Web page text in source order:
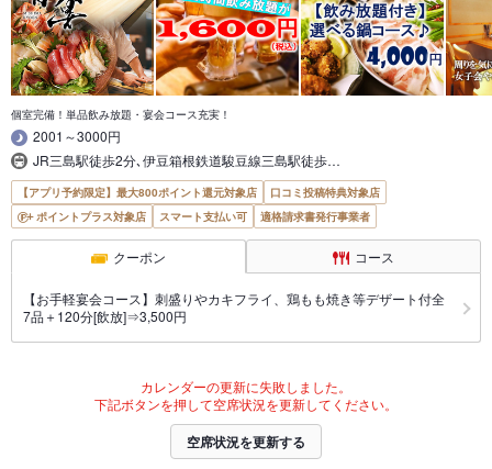
個室完備！単品飲み放題・宴会コース充実！
2001～3000円
JR三島駅徒歩2分､伊豆箱根鉄道駿豆線三島駅徒歩…
【アプリ予約限定】最大800ポイント還元対象店
口コミ投稿特典対象店
ポイントプラス対象店
スマート支払い可 適格請求書発行事業者
クーポン コース
【お手軽宴会コース】刺盛りやカキフライ、鶏もも焼き等デザート付全
7品＋120分[飲放]⇒3,500円
カレンダーの更新に失敗しました。
下記ボタンを押して空席状況を更新してください。
空席状況を更新する